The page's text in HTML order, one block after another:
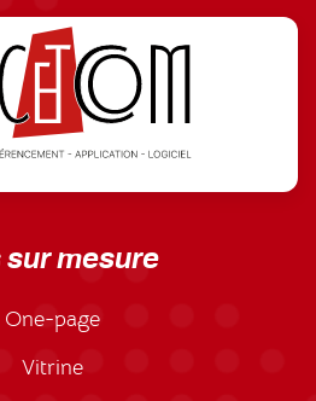
sur mesure
One-page
Vitrine